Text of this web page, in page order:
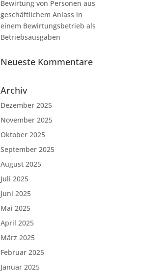
Bewirtung von Personen aus
geschäftlichem Anlass in
einem Bewirtungsbetrieb als
Betriebsausgaben
Neueste Kommentare
Archiv
Dezember 2025
November 2025
Oktober 2025
September 2025
August 2025
Juli 2025
Juni 2025
Mai 2025
April 2025
März 2025
Februar 2025
Januar 2025